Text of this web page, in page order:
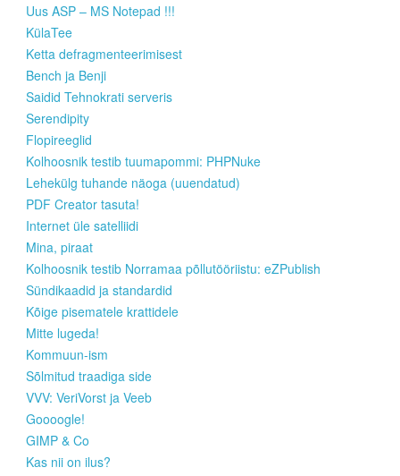
Uus ASP – MS Notepad !!!
KülaTee
Ketta defragmenteerimisest
Bench ja Benji
Saidid Tehnokrati serveris
Serendipity
Flopireeglid
Kolhoosnik testib tuumapommi: PHPNuke
Lehekülg tuhande näoga (uuendatud)
PDF Creator tasuta!
Internet üle satelliidi
Mina, piraat
Kolhoosnik testib Norramaa põllutööriistu: eZPublish
Sündikaadid ja standardid
Kõige pisematele krattidele
Mitte lugeda!
Kommuun-ism
Sõlmitud traadiga side
VVV: VeriVorst ja Veeb
Goooogle!
GIMP & Co
Kas nii on ilus?